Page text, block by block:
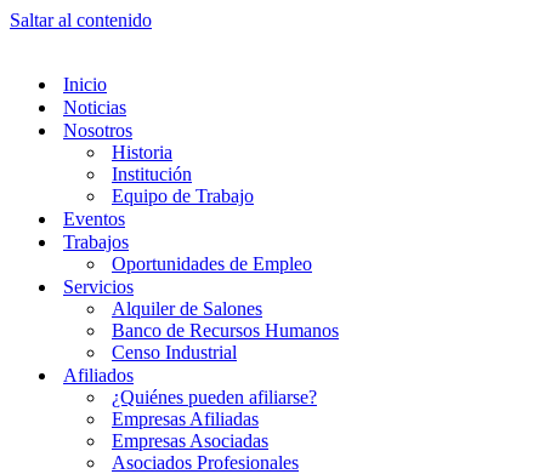
Saltar al contenido
Inicio
Noticias
Nosotros
Historia
Institución
Equipo de Trabajo
Eventos
Trabajos
Oportunidades de Empleo
Servicios
Alquiler de Salones
Banco de Recursos Humanos
Censo Industrial
Afiliados
¿Quiénes pueden afiliarse?
Empresas Afiliadas
Empresas Asociadas
Asociados Profesionales